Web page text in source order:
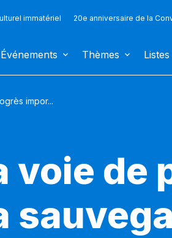
immatériel 20e anniversaire de la
Événements Thèmes Listes
impor...
voie de